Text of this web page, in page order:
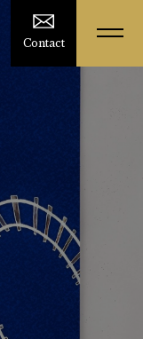
Contact